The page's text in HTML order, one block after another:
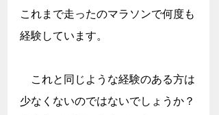
これまで走ったのマラソンで何度も
経験しています。
これと同じような経験のある方は
少なくないのではないでしょうか？